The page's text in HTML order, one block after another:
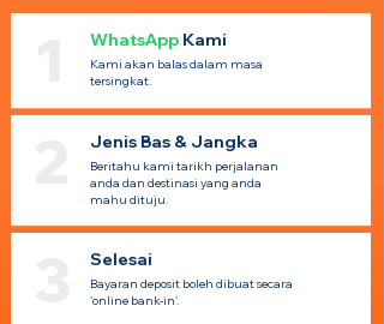
WhatsApp Kami
Kami akan balas dalam masa
tersingkat.
Jenis Bas & Jangka
Beritahu kami tarikh perjalanan
anda dan destinasi yang anda
mahu dituju.
Selesai
Bayaran deposit boleh dibuat secara
'online bank-in'.